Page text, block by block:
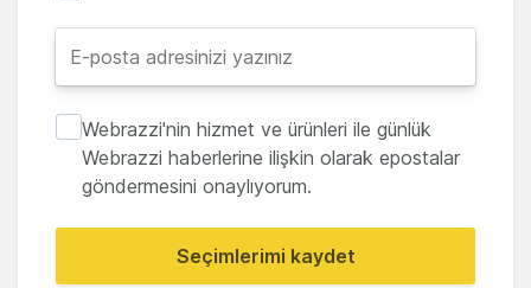
Webrazzi'nin hizmet ve ürünleri ile günlük
Webrazzi haberlerine ilişkin olarak epostalar
göndermesini onaylıyorum.
Seçimlerimi kaydet